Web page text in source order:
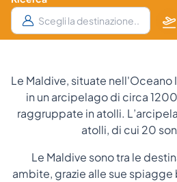
da
Le Maldive, situate nell'Oceano
in un arcipelago di circa
raggruppate in atolli.
atolli, di cui 20
Le Maldive sono tra le
ambite, grazie alle sue